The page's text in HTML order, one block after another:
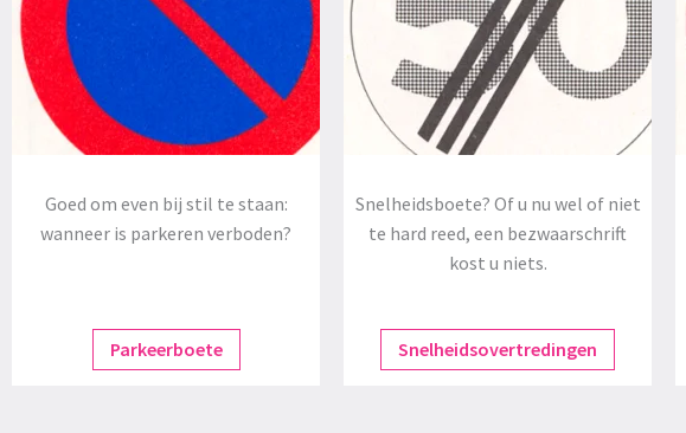
Goed om even bij stil te staan:
wanneer is parkeren verboden?
Parkeerboete
Snelheidsboete? Of u nu wel of niet
te hard reed, een bezwaarschrift
kost u niets.
Snelheidsovertredingen